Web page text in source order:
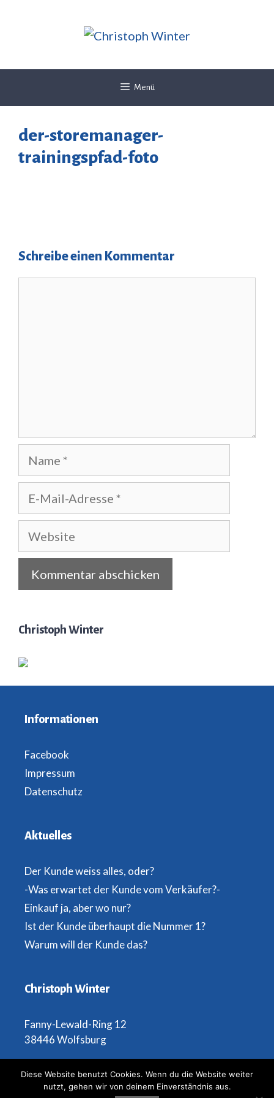
Menü
der-storemanager-
trainingspfad-foto
Schreibe einen Kommentar
Name
Website
Christoph Winter
Informationen
Facebook
Impressum
Datenschutz
Aktuelles
Der Kunde weiss alles, oder?
-Was erwartet der Kunde vom Verkäufer?-
Einkauf ja, aber wo nur?
Ist der Kunde überhaupt die Nummer 1?
Warum will der Kunde das?
Christoph Winter
Fanny-Lewald-Ring 12
38446 Wolfsburg
Telefon: 0173 2947897
Diese Website benutzt Cookies. Wenn du die Website weiter
nutzt, gehen wir von deinem Einverständnis aus.